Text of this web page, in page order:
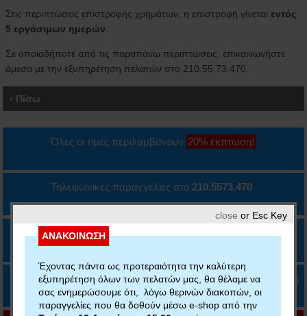
Στις περιπτώσεις επιστροφής χρημάτων, η επιστροφή γίνεται εντός
5 εργάσιμων ημερών
Σε οποιαδήποτε από τις παραπάνω περιπτώσεις, επικοινωνήστε
άμεσα με την εξυπηρέτηση πελατών στο 210.55.73.470.
‹ Πίσω
Όλες οι τιμές περιλαμβάνουν 20% έκπτωση!
Τηλεφωνικές παραγγελίες στο210.5573.470
ΔΩΡΕΑΝ ΑΠΟΣΤΟΛΗ
Δυνατότητα πληρωμής με κάρτα, IRIS ή αντικαταβολή
close or Esc Key
ΑΝΑΚΟΙΝΩΣΗ
Έχοντας πάντα ως προτεραιότητα την καλύτερη
εξυπηρέτηση όλων των πελατών μας, θα θέλαμε να
σας ενημερώσουμε ότι, λόγω θερινών διακοπών, οι
παραγγελίες που θα δοθούν μέσω e-shop από την